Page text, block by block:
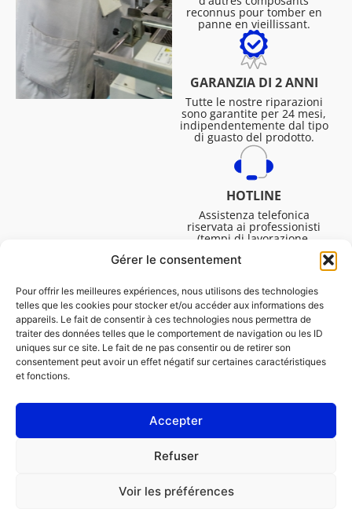
Gérer le consentement
Pour offrir les meilleures expériences, nous utilisons des technologies
telles que les cookies pour stocker et/ou accéder aux informations des
appareils. Le fait de consentir à ces technologies nous permettra de
traiter des données telles que le comportement de navigation ou les ID
uniques sur ce site. Le fait de ne pas consentir ou de retirer son
consentement peut avoir un effet négatif sur certaines caractéristiques
et fonctions.
Accepter
Refuser
Voir les préférences
reconnus pour tomber en
panne en vieillissant.
GARANZIA DI 2 ANNI
Tutte le nostre riparazioni
sono garantite per 24 mesi,
indipendentemente dal tipo
di guasto del prodotto.
HOTLINE
Assistenza telefonica
riservata ai professionisti
(tempi di lavorazione,
Dal lunedì al venerdì dalle